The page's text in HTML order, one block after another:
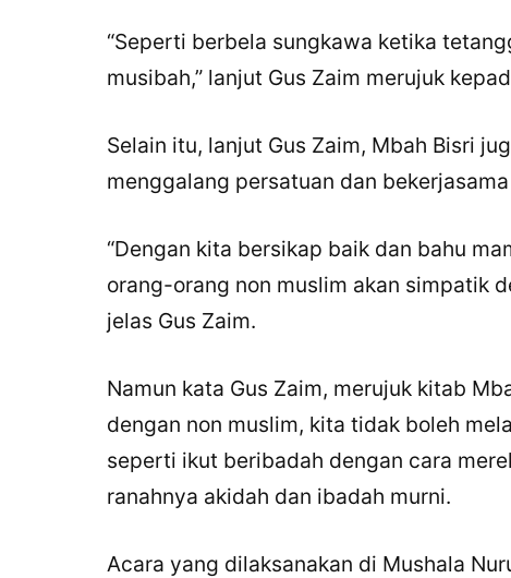
“Seperti berbela sungkawa ketika
musibah,” lanjut Gus Zaim merujuk
Selain itu, lanjut Gus Zaim, Mbah Bisri
menggalang persatuan dan
“Dengan kita bersikap baik dan bahu
orang-orang non muslim akan simpatik
jelas Gus Zaim.
Namun kata Gus Zaim, merujuk kitab
dengan non muslim, kita tidak boleh
seperti ikut beribadah dengan cara
ranahnya akidah dan ibadah murni.
Acara yang dilaksanakan di Mushala